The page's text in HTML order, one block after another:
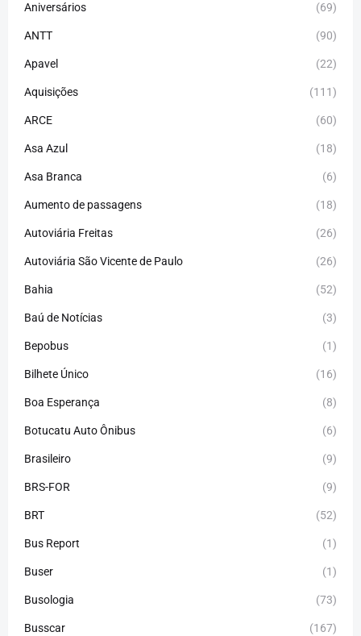
Aniversários (69)
ANTT (90)
Apavel (22)
Aquisições (111)
ARCE (60)
Asa Azul (18)
Asa Branca (6)
Aumento de passagens (18)
Autoviária Freitas (26)
Autoviária São Vicente de Paulo (26)
Bahia (52)
Baú de Notícias (3)
Bepobus (1)
Bilhete Único (16)
Boa Esperança (8)
Botucatu Auto Ônibus (6)
Brasileiro (9)
BRS-FOR (9)
BRT (52)
Bus Report (1)
Buser (1)
Busologia (73)
Busscar (167)